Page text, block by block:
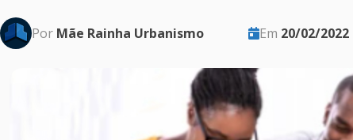
Por Mãe Rainha Urbanismo Em 20/02/2022